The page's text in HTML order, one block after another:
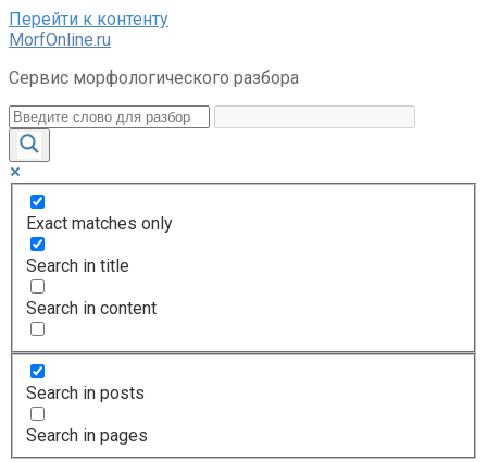
Перейти к контенту
MorfOnline.ru
Сервис морфологического разбора
Exact matches only
Search in title
Search in content
Search in posts
Search in pages